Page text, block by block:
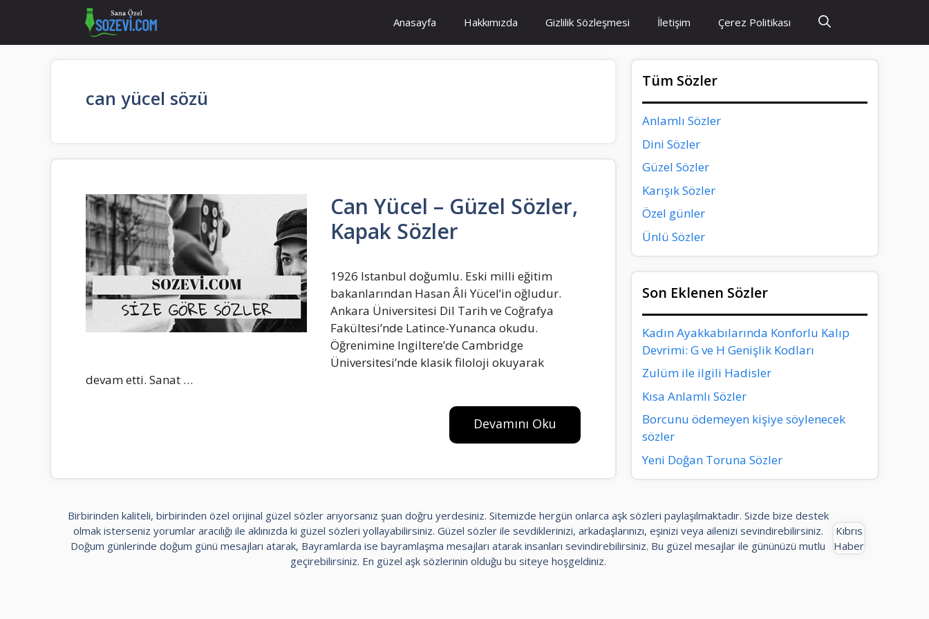
Anasayfa Hakkımızda Gizlilik Sözleşmesi İletişim Çerez Politikası
can yücel sözü
Can Yücel – Güzel Sözler,
Kapak Sözler
1926 Istanbul doğumlu. Eski milli eğitim
bakanlarından Hasan Âli Yücel’in oğludur.
Ankara Üniversitesi Dil Tarih ve Coğrafya
Fakültesi’nde Latince-Yunanca okudu.
Öğrenimine Ingiltere’de Cambridge
Üniversitesi’nde klasik filoloji okuyarak
devam etti. Sanat …
Devamını Oku
Tüm Sözler
Anlamlı Sözler
Dini Sözler
Güzel Sözler
Karışık Sözler
Özel günler
Ünlü Sözler
Son Eklenen Sözler
Kadın Ayakkabılarında Konforlu Kalıp
Devrimi: G ve H Genişlik Kodları
Zulüm ile ilgili Hadisler
Kısa Anlamlı Sözler
Borcunu ödemeyen kişiye söylenecek
sözler
Yeni Doğan Toruna Sözler
Kıbrıs
Haber
Birbirinden kaliteli, birbirinden özel orijinal güzel sözler arıyorsanız şuan doğru yerdesiniz. Sitemizde hergün onlarca aşk sözleri paylaşılmaktadır. Sizde bize destek
olmak isterseniz yorumlar aracılığı ile aklınızda ki güzel sözleri yollayabilirsiniz. Güzel sözler ile sevdiklerinizi, arkadaşlarınızı, eşinizi veya ailenizi sevindirebilirsiniz.
Doğum günlerinde doğum günü mesajları atarak, Bayramlarda ise bayramlaşma mesajları atarak insanları sevindirebilirsiniz. Bu güzel mesajlar ile gününüzü mutlu
geçirebilirsiniz. En güzel aşk sözlerinin olduğu bu siteye hoşgeldiniz.